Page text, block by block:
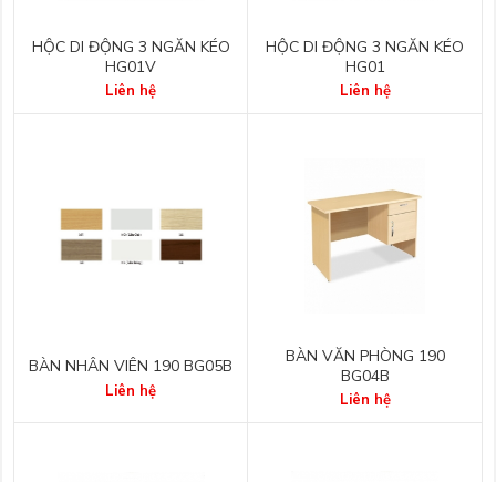
HỘC DI ĐỘNG 3 NGĂN KÉO
HG01V
Liên hệ
HỘC DI ĐỘNG 3 NGĂN KÉO
HG01
Liên hệ
BÀN NHÂN VIÊN 190 BG05B
Liên hệ
BÀN VĂN PHÒNG 190
BG04B
Liên hệ